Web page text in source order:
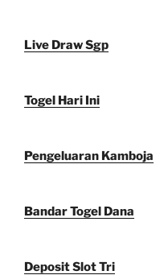
Live Draw Sgp
Togel Hari Ini
Pengeluaran Kamboja
Bandar Togel Dana
Deposit Slot Tri